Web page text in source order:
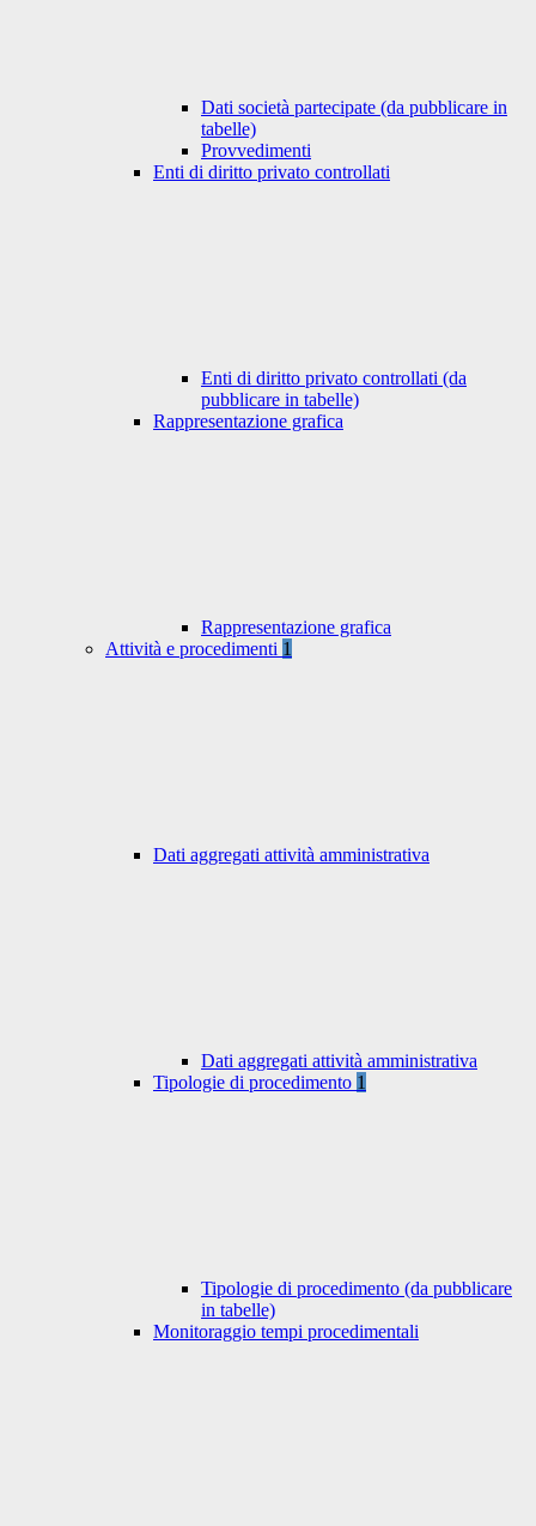
Dati società partecipate (da pubblicare in
tabelle)
Provvedimenti
Enti di diritto privato controllati
Enti di diritto privato controllati (da
pubblicare in tabelle)
Rappresentazione grafica
Rappresentazione grafica
Attività e procedimenti 1
Dati aggregati attività amministrativa
Dati aggregati attività amministrativa
Tipologie di procedimento 1
Tipologie di procedimento (da pubblicare
in tabelle)
Monitoraggio tempi procedimentali